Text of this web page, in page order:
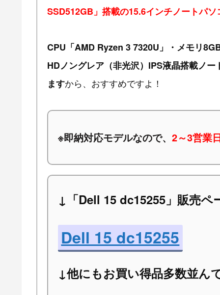
SSD512GB」搭載の15.6インチノートパソ
CPU「AMD Ryzen 3 7320U」・メモリ
HDノングレア（非光沢）IPS液晶搭載ノー
ますから、おすすめですよ！
※即納対応モデルなので、 2～3営業
↓「Dell 15 dc15255」販売ペ
Dell 15 dc15255
↓他にもお買い得品多数並ん